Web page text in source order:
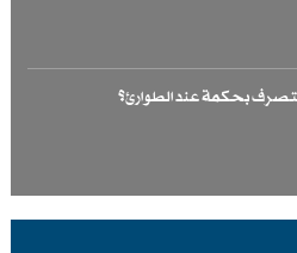
بحكمة عند الطوارئ؟